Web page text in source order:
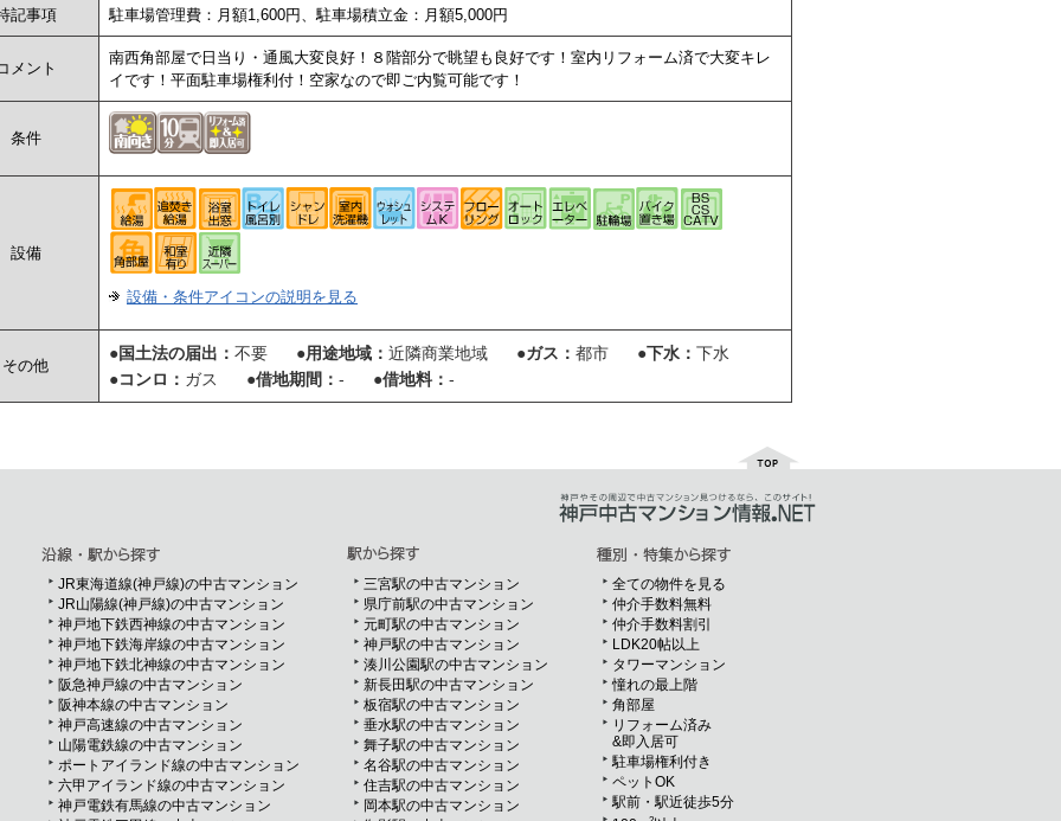
記事項 駐車場管理費：月額1,600円、駐車場積立金：月額5,000円
メント
南西角部屋で日当り・通風大変良好！８階部分で眺望も良好です！室内リフォーム済で大変キレ
イです！平面駐車場権利付！空家なので即ご内覧可能です！
条件
設備
設備・条件アイコンの説明を見る
その他
●国土法の届出： 不要 ●用途地域： 近隣商業地域 ●ガス： 都市 ●下水： 下水
●コンロ： ガス ●借地期間： - ●借地料： -
JR東海道線(神戸線)の中古マンション
JR山陽線(神戸線)の中古マンション
神戸地下鉄西神線の中古マンション
神戸地下鉄海岸線の中古マンション
神戸地下鉄北神線の中古マンション
阪急神戸線の中古マンション
阪神本線の中古マンション
神戸高速線の中古マンション
山陽電鉄線の中古マンション
ポートアイランド線の中古マンション
六甲アイランド線の中古マンション
神戸電鉄有馬線の中古マンション
三宮駅の中古マンション
県庁前駅の中古マンション
元町駅の中古マンション
神戸駅の中古マンション
湊川公園駅の中古マンション
新長田駅の中古マンション
板宿駅の中古マンション
垂水駅の中古マンション
舞子駅の中古マンション
名谷駅の中古マンション
住吉駅の中古マンション
岡本駅の中古マンション
全ての物件を見る
仲介手数料無料
仲介手数料割引
LDK20帖以上
タワーマンション
憧れの最上階
角部屋
リフォーム済み
&即入居可
駐車場権利付き
ペットOK
駅前・駅近徒歩5分